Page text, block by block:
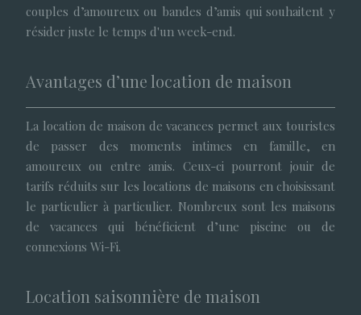
couples d’amoureux ou bandes d’amis qui souhaitent y
résider juste le temps d'un week-end.
Avantages d’une location de maison
La location de maison de vacances permet aux touristes
de passer des moments intimes en famille, en
amoureux ou entre amis. Ceux-ci pourront jouir de
tarifs réduits sur les locations de maisons en choisissant
le particulier à particulier. Nombreux sont les maisons
de vacances qui bénéficient d’une piscine ou de
connexions Wi-Fi.
Location saisonnière de maison